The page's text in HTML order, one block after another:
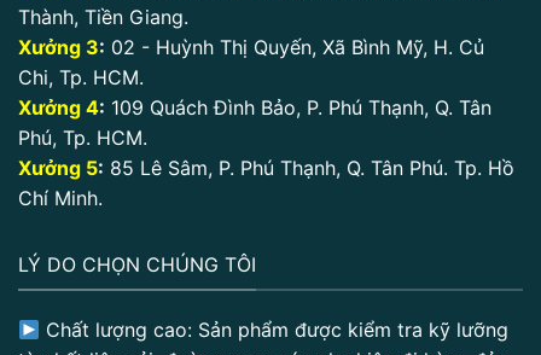
Thành, Tiền Giang.
Xưởng 3: 02 - Huỳnh Thị Quyến, Xã Bình Mỹ, H. Củ
Chi, Tp. HCM.
Xưởng 4: 109 Quách Đình Bảo, P. Phú Thạnh, Q. Tân
Phú, Tp. HCM.
Xưởng 5: 85 Lê Sâm, P. Phú Thạnh, Q. Tân Phú. Tp. Hồ
Chí Minh.
LÝ DO CHỌN CHÚNG TÔI
Chất lượng cao: Sản phẩm được kiểm tra kỹ lưỡng